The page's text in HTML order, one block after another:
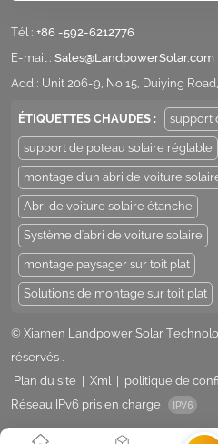
Tél : +86 -592-6212776
E-mail : Sales@LandpowerSolar.com
Add : Unit 206-9, No 15, Duiying
ÉTIQUETTES CHAUDES : support
support de poteau solaire réglable
montage d'un abri de voiture
Abri de voiture solaire étanche
Système d'abri de voiture solaire
montage paysager sur toit plat
Solutions de montage sur toit plat
© Xiamen Landpower Solar
réservés .
Plan du site
Xml politique de
Réseau IPv6 pris en charge